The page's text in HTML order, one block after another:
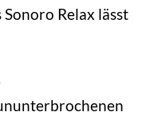
Relax lässt